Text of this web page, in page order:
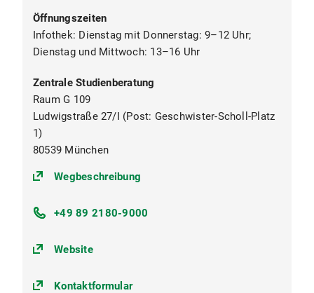
Öffnungszeiten
Infothek: Dienstag mit Donnerstag: 9–12 Uhr;
Dienstag und Mittwoch: 13–16 Uhr
Zentrale Studienberatung
Raum G 109
Ludwigstraße 27/I (Post: Geschwister-Scholl-Platz
1)
80539 München
Wegbeschreibung
+49 89 2180-9000
Website
Kontaktformular